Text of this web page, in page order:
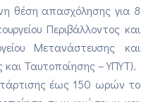
θέση απασχόλησης για 8
Περιβάλλοντος και
Μετανάστευσης και
και Ταυτοποίησης – ΥΠΥΤ).
έως 150 ωρών το